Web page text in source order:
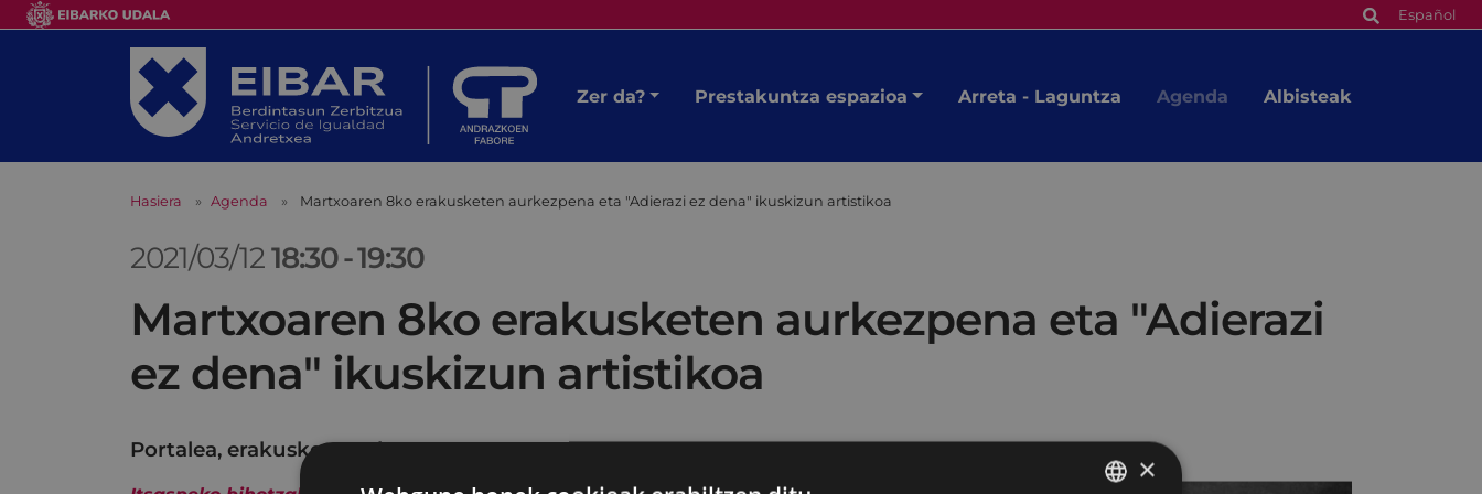
Español
Zer da? Prestakuntza espazioa Arreta - Laguntza Agenda Albisteak
Hasiera Agenda Martxoaren 8ko erakusketen aurkezpena eta "Adierazi ez dena" ikuskizun artistikoa
2021/03/1218:30-19:30
Martxoaren 8ko erakusketen aurkezpena eta "Adierazi
ez dena" ikuskizun artistikoa
Portalea, erakusketa-gela
×